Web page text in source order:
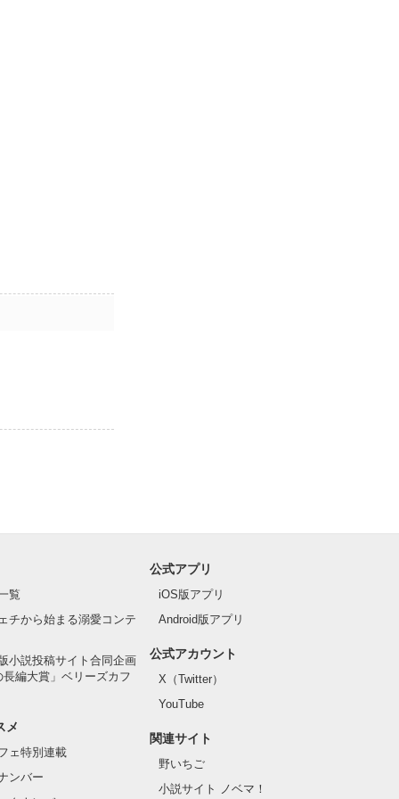
覧
チから始まる溺愛コンテ
小説投稿サイト合同企画
長編大賞」ベリーズカフ
メ
ェ特別連載
ンバー
公式アプリ
iOS版アプリ
Android版アプリ
公式アカウント
X（Twitter）
YouTube
関連サイト
野いちご
小説サイト ノベマ！